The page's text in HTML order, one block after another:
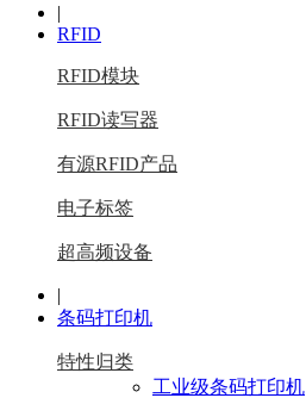
|
RFID
RFID模块
RFID读写器
有源RFID产品
电子标签
超高频设备
|
条码打印机
特性归类
工业级条码打印机